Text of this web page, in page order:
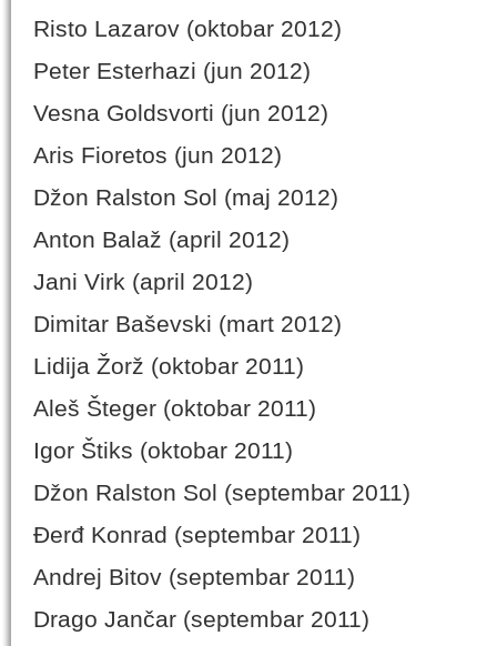
Risto Lazarov (oktobar 2012)
Peter Esterhazi (jun 2012)
Vesna Goldsvorti (jun 2012)
Aris Fioretos (jun 2012)
Džon Ralston Sol (maj 2012)
Anton Balaž (april 2012)
Jani Virk (april 2012)
Dimitar Baševski (mart 2012)
Lidija Žorž (oktobar 2011)
Aleš Šteger (oktobar 2011)
Igor Štiks (oktobar 2011)
Džon Ralston Sol (septembar 2011)
Đerđ Konrad (septembar 2011)
Andrej Bitov (septembar 2011)
Drago Jančar (septembar 2011)